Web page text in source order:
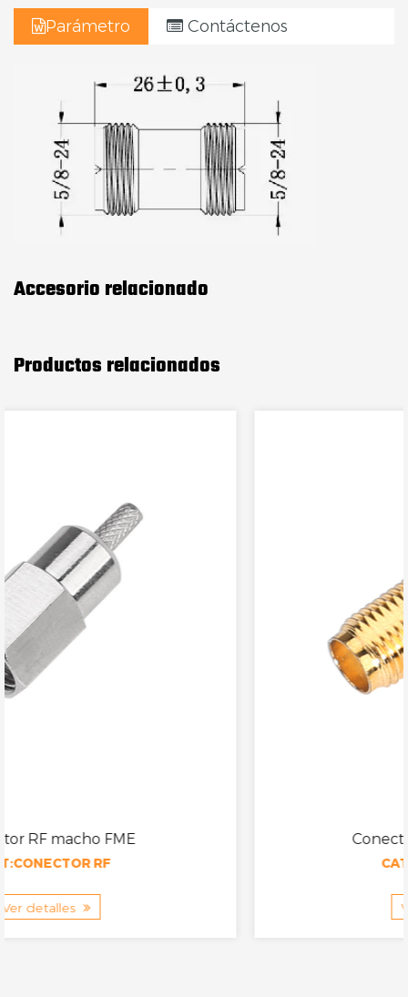
Parámetro Contáctenos
Accesorio relacionado
Productos relacionados
Conector RF hembra
CAT:CONECTOR RF